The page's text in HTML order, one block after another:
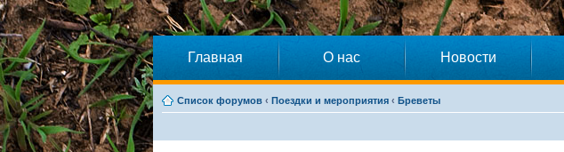
Главная О нас Новости
Список форумов ‹ Поездки и мероприятия ‹ Бреветы